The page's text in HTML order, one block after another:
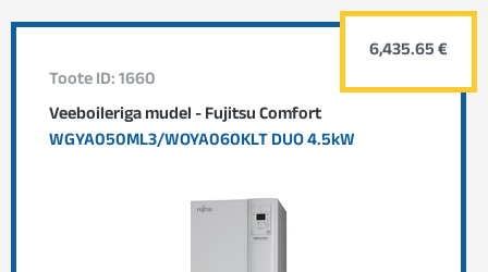
Toote ID: 1660
Veeboileriga mudel - Fujitsu Comfort
WGYA050ML3/WOYA060KLT DUO 4.5kW
6,435.65 €